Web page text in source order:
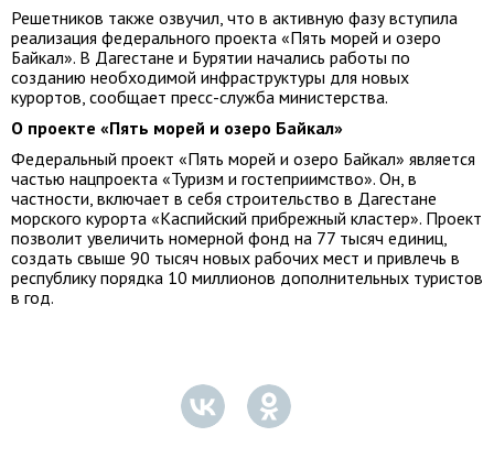
Решетников также озвучил, что в активную фазу вступила
реализация федерального проекта «Пять морей и озеро
Байкал». В Дагестане и Бурятии начались работы по
созданию необходимой инфраструктуры для новых
курортов, сообщает пресс-служба министерства.
О проекте «Пять морей и озеро Байкал»
Федеральный проект «Пять морей и озеро Байкал» является
частью нацпроекта «Туризм и гостеприимство». Он, в
частности, включает в себя строительство в Дагестане
морского курорта «Каспийский прибрежный кластер». Проект
позволит увеличить номерной фонд на 77 тысяч единиц,
создать свыше 90 тысяч новых рабочих мест и привлечь в
республику порядка 10 миллионов дополнительных туристов
в год.